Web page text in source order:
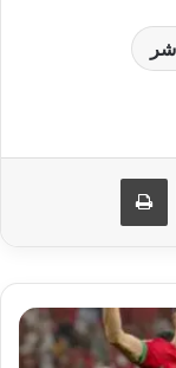
عبر البريد طباعة